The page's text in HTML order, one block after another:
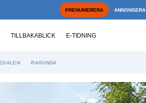
PRENUMERERA ANNONSERA
TILLBAKABLICK E-TIDNING
RAGUNDA